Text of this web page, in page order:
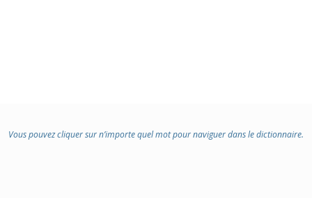
Vous pouvez cliquer sur n’importe quel mot pour naviguer dans le dictionnaire.